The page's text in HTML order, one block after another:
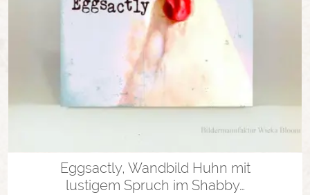
in vielen Varianten
Eggsactly, Wandbild Huhn mit
lustigem Spruch im Shabby…